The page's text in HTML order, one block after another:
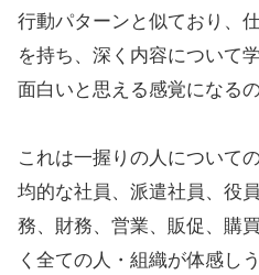
行動パターンと似ており、
を持ち、深く内容について
面白いと思える感覚になるの
これは一握りの人について
均的な社員、派遣社員、役
務、財務、営業、販促、購
く全ての人・組織が体感し